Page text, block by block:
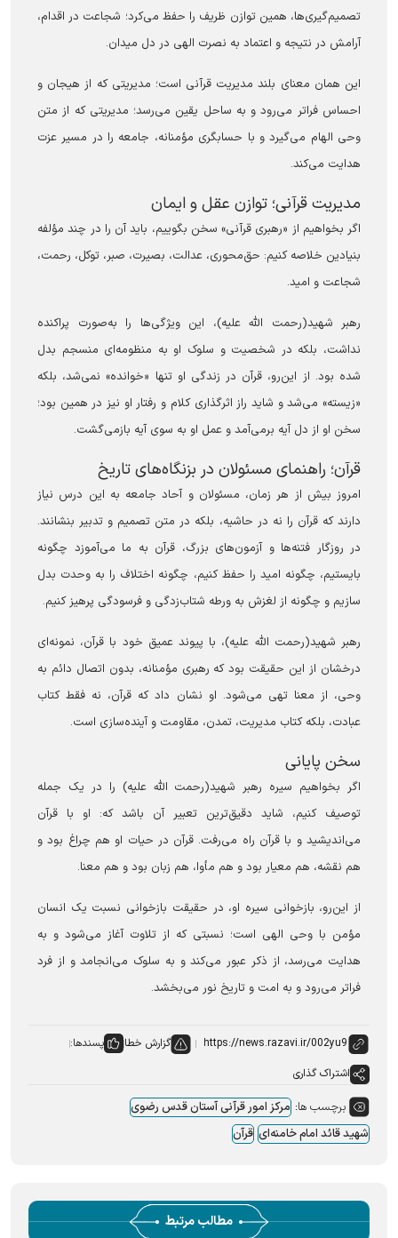
تصمیم‌گیری‌ها، همین توازن ظریف را حفظ می‌کرد؛ شجاعت در اقدام،
آرامش در نتیجه و اعتماد به نصرت الهی در دل میدان.
این همان معنای بلند مدیریت قرآنی است؛ مدیریتی که از هیجان و
احساس فراتر می‌رود و به ساحل یقین می‌رسد؛ مدیریتی که از متن
وحی الهام می‌گیرد و با حسابگری مؤمنانه، جامعه را در مسیر عزت
هدایت می‌کند.
مدیریت قرآنی؛ توازن عقل و ایمان
اگر بخواهیم از «رهبری قرآنی» سخن بگوییم، باید آن را در چند مؤلفه
بنیادین خلاصه کنیم: حق‌محوری، عدالت، بصیرت، صبر، توکل، رحمت،
شجاعت و امید.
رهبر شهید(رحمت الله علیه)، این ویژگی‌ها را به‌صورت پراکنده
نداشت، بلکه در شخصیت و سلوک او به منظومه‌ای منسجم بدل
شده بود. از این‌رو، قرآن در زندگی او تنها «خوانده» نمی‌شد، بلکه
«زیسته» می‌شد و شاید راز اثرگذاری کلام و رفتار او نیز در همین بود؛
سخن او از دل آیه برمی‌آمد و عمل او به سوی آیه بازمی‌گشت.
قرآن؛ راهنمای مسئولان در بزنگاه‌های تاریخ
امروز بیش از هر زمان، مسئولان و آحاد جامعه به این درس نیاز
دارند که قرآن را نه در حاشیه، بلکه در متن تصمیم و تدبیر بنشانند.
در روزگار فتنه‌ها و آزمون‌های بزرگ، قرآن به ما می‌آموزد چگونه
بایستیم، چگونه امید را حفظ کنیم، چگونه اختلاف را به وحدت بدل
سازیم و چگونه از لغزش به ورطه شتاب‌زدگی و فرسودگی پرهیز کنیم.
رهبر شهید(رحمت الله علیه)، با پیوند عمیق خود با قرآن، نمونه‌ای
درخشان از این حقیقت بود که رهبری مؤمنانه، بدون اتصال دائم به
وحی، از معنا تهی می‌شود. او نشان داد که قرآن، نه فقط کتاب
عبادت، بلکه کتاب مدیریت، تمدن، مقاومت و آینده‌سازی است.
سخن پایانی
اگر بخواهیم سیره رهبر شهید(رحمت الله علیه) را در یک جمله
توصیف کنیم، شاید دقیق‌ترین تعبیر آن باشد که: او با قرآن
می‌اندیشید و با قرآن راه می‌رفت. قرآن در حیات او هم چراغ بود و
هم نقشه، هم معیار بود و هم مأوا، هم زبان بود و هم معنا.
از این‌رو، بازخوانی سیره او، در حقیقت بازخوانی نسبت یک انسان
مؤمن با وحی الهی است؛ نسبتی که از تلاوت آغاز می‌شود و به
هدایت می‌رسد، از ذکر عبور می‌کند و به سلوک می‌انجامد و از فرد
فراتر می‌رود و به امت و تاریخ نور می‌بخشد.
گزارش خطا
پسندها:
اشتراک گذاری
برچسب ها: مرکز امور قرآنی آستان قدس رضوی
شهید قائد امام خامنه‌ای قرآن
مطالب مرتبط